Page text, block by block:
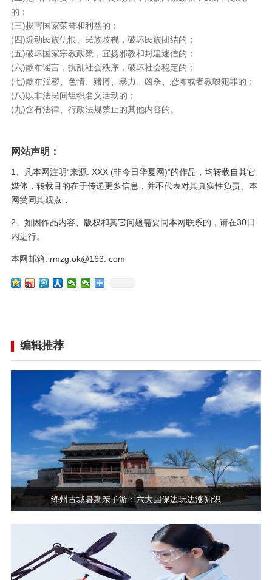
的；
(三)损害国家荣誉和利益的；
(四)煽动民族仇恨、民族歧视，破坏民族团结的；
(五)破坏国家宗教政策，宜扬邪教和封建迷信的；
(六)散布谣言，扰乱社会秩序，破坏社会稳定的；
(七)散布淫秽、色情、赌博、暴力、凶杀、恐怖或者教唆犯罪的；
(八)以非法民间组织名义活动的；
(九)含有法律、行政法规禁止的其他内容的。
网站声明：
1、凡本网注明“来源: XXX (非今日华夏网)”的作品，均转载自其它
媒体，转载目的在于传递更多信息，并不代表对其真实性负责、本
网赞同其观点，
2、如因作品内容、版权和其它问题需要同本网联系的，请在30日
内进行。
本网邮箱: rmzg.ok@163. com
编辑推荐
绛州古城暑期亲子游：六大国保边玩边涨知识